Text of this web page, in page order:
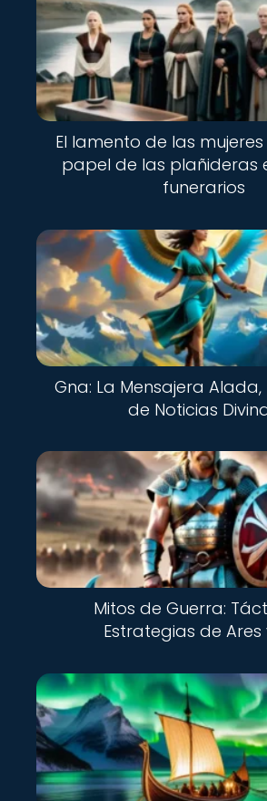
El lamento de las mujeres
papel de las plañideras
funerarios
Gna: La Mensajera
de Noticias
Mitos de Guerra:
Estrategias de Ares